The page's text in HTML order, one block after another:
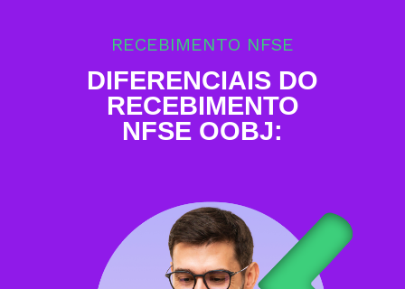
RECEBIMENTO NFSE
DIFERENCIAIS DO
RECEBIMENTO
NFSE OOBJ: